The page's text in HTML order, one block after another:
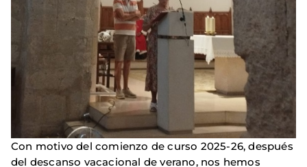
Con motivo del comienzo de curso 2025-26, después
del descanso vacacional de verano, nos hemos